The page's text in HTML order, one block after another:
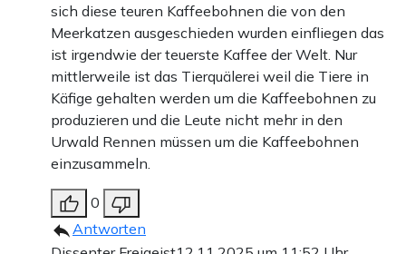
sich diese teuren Kaffeebohnen die von den
Meerkatzen ausgeschieden wurden einfliegen das
ist irgendwie der teuerste Kaffee der Welt. Nur
mittlerweile ist das Tierquälerei weil die Tiere in
Käfige gehalten werden um die Kaffeebohnen zu
produzieren und die Leute nicht mehr in den
Urwald Rennen müssen um die Kaffeebohnen
einzusammeln.
0
Antworten